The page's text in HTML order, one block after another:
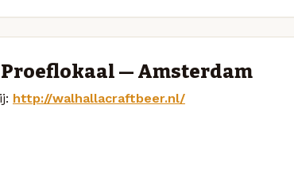
— Amsterdam
http://walhallacraftbeer.nl/